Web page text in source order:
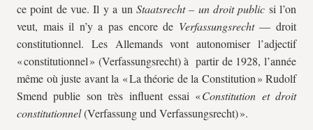
ce point de vue. Il y a un Staatsrecht – un droit public si l’on
veut, mais il n’y a pas encore de Verfassungsrecht— droit
constitutionnel. Les Allemands vont autonomiser l’adjectif
« constitutionnel » (Verfassungsrecht) à partir de 1928, l’année
même où juste avant la « La théorie de la Constitution » Rudolf
Smend publie son très influent essai «Constitution et droit
constitutionnel(Verfassung und Verfassungsrecht) ».